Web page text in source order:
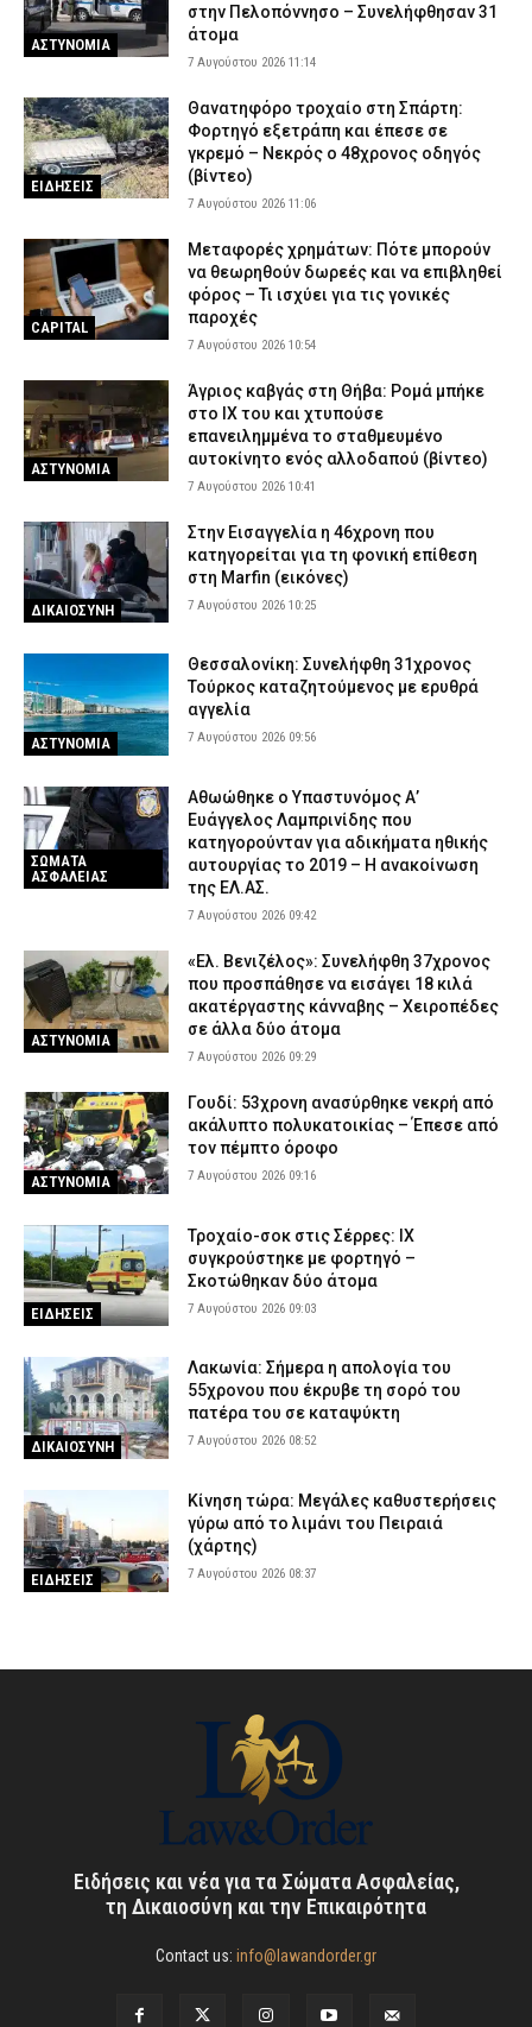
ΑΣΤΥΝΟΜΙΑ
στην Πελοπόννησο – Συνελήφθησαν 31
άτομα
7 Αυγούστου 2026 11:14
ΕΙΔΗΣΕΙΣ
Θανατηφόρο τροχαίο στη Σπάρτη:
Φορτηγό εξετράπη και έπεσε σε
γκρεμό – Νεκρός ο 48χρονος οδηγός
(βίντεο)
7 Αυγούστου 2026 11:06
CAPITAL
Μεταφορές χρημάτων: Πότε μπορούν
να θεωρηθούν δωρεές και να επιβληθεί
φόρος – Τι ισχύει για τις γονικές
παροχές
7 Αυγούστου 2026 10:54
ΑΣΤΥΝΟΜΙΑ
Άγριος καβγάς στη Θήβα: Ρομά μπήκε
στο ΙΧ του και χτυπούσε
επανειλημμένα το σταθμευμένο
αυτοκίνητο ενός αλλοδαπού (βίντεο)
7 Αυγούστου 2026 10:41
ΔΙΚΑΙΟΣΥΝΗ
Στην Εισαγγελία η 46χρονη που
κατηγορείται για τη φονική επίθεση
στη Marfin (εικόνες)
7 Αυγούστου 2026 10:25
ΑΣΤΥΝΟΜΙΑ
Θεσσαλονίκη: Συνελήφθη 31χρονος
Τούρκος καταζητούμενος με ερυθρά
αγγελία
7 Αυγούστου 2026 09:56
ΣΩΜΑΤΑ
ΑΣΦΑΛΕΙΑΣ
Αθωώθηκε ο Υπαστυνόμος Α’
Ευάγγελος Λαμπρινίδης που
κατηγορούνταν για αδικήματα ηθικής
αυτουργίας το 2019 – Η ανακοίνωση
της ΕΛ.ΑΣ.
7 Αυγούστου 2026 09:42
ΑΣΤΥΝΟΜΙΑ
«Ελ. Βενιζέλος»: Συνελήφθη 37χρονος
που προσπάθησε να εισάγει 18 κιλά
ακατέργαστης κάνναβης – Χειροπέδες
σε άλλα δύο άτομα
7 Αυγούστου 2026 09:29
ΑΣΤΥΝΟΜΙΑ
Γουδί: 53χρονη ανασύρθηκε νεκρή από
ακάλυπτο πολυκατοικίας – Έπεσε από
τον πέμπτο όροφο
7 Αυγούστου 2026 09:16
ΕΙΔΗΣΕΙΣ
Τροχαίο-σοκ στις Σέρρες: ΙΧ
συγκρούστηκε με φορτηγό –
Σκοτώθηκαν δύο άτομα
7 Αυγούστου 2026 09:03
ΔΙΚΑΙΟΣΥΝΗ
Λακωνία: Σήμερα η απολογία του
55χρονου που έκρυβε τη σορό του
πατέρα του σε καταψύκτη
7 Αυγούστου 2026 08:52
ΕΙΔΗΣΕΙΣ
Κίνηση τώρα: Μεγάλες καθυστερήσεις
γύρω από το λιμάνι του Πειραιά
(χάρτης)
7 Αυγούστου 2026 08:37
Ειδήσεις και νέα για τα Σώματα Ασφαλείας,
τη Δικαιοσύνη και την Επικαιρότητα
Contact us: info@lawandorder.gr